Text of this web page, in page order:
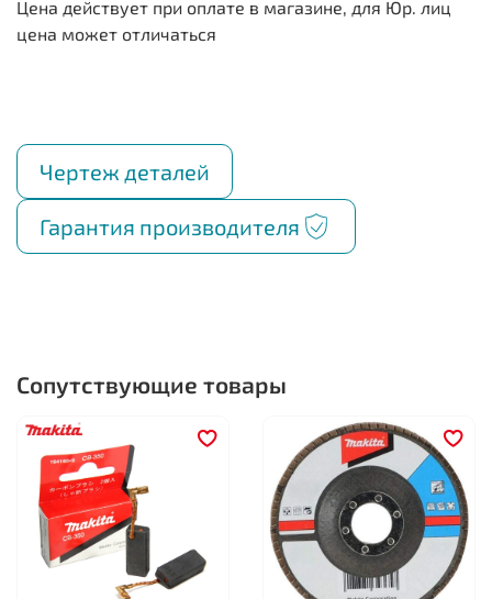
Чертеж деталей
Гарантия производителя
Сопутствующие товары